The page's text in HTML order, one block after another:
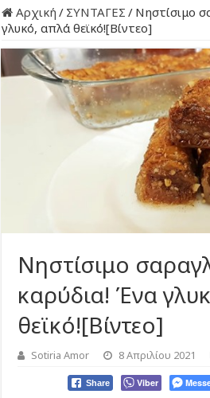
Αρχική / ΣΥΝΤΑΓΕΣ / Νηστίσιμο
γλυκό, απλά θεϊκό![Βίντεο]
Νηστίσιμο
καρύδια! Ένα
θεϊκό![Βίντεο]
Sotiria Amor 8 Απριλίου 2021
Share Viber